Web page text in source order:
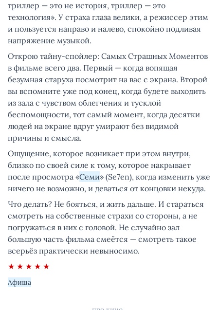
триллер — это не история, триллер — это
технология». У страха глаза велики, а режиссер этим
и пользуется направо и налево, спокойно подливая
напряжение музыкой.
Открою тайну-спойлер: Самых Страшных Моментов
в фильме всего два. Первый — когда вопящая
безумная старуха посмотрит на вас с экрана. Второй
вы вспомните уже под конец, когда будете выходить
из зала с чувством облегчения и тусклой
беспомощности, тот самый момент, когда десятки
людей на экране вдруг умирают без видимой
причины и смысла.
Ощущение, которое возникает при этом внутри,
близко по своей силе к тому, которое накрывает
после просмотра «Семи» (Se7en), когда изменить уже
ничего не возможно, и деваться от концовки некуда.
Что делать? Не бояться, и жить дальше. И стараться
смотреть на собственные страхи со стороны, а не
погружаться в них с головой. Не случайно зал
большую часть фильма смеётся — смотреть такое
всерьёз практически невыносимо.
★ ★ ★ ★ ★
Афиша